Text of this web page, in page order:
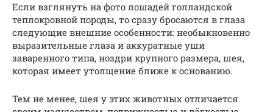
Если взглянуть на фото лошадей голландской
теплокровной породы, то сразу бросаются в глаза
следующие внешние особенности: необыкновенно
выразительные глаза и аккуратные уши
заваренного типа, ноздри крупного размера, шея,
которая имеет утолщение ближе к основанию.
Тем не менее, шея у этих животных отличается